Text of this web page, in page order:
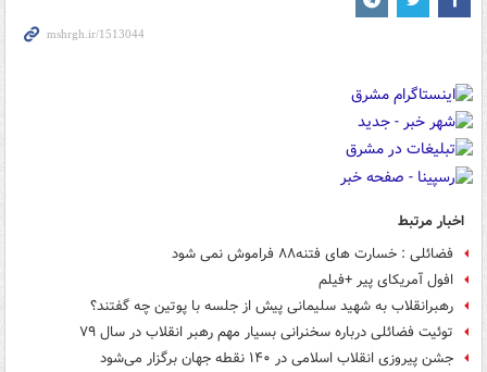
اخبار مرتبط
فضائلی : خسارت ‌های فتنه۸۸ فراموش نمی ‌شود
افول آمریکای پیر +فیلم
رهبرانقلاب به شهید سلیمانی پیش از جلسه با پوتین چه گفتند؟
توئیت فضائلی درباره سخنرانی بسیار مهم رهبر انقلاب در سال ۷۹
جشن پیروزی انقلاب اسلامی در ۱۴۰ نقطه جهان برگزار می‌شود